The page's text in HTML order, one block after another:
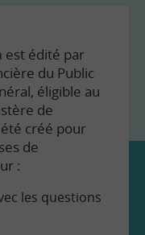
est édité par
du Public
éligible au
de
été créé pour
de
:
les questions